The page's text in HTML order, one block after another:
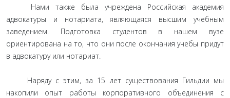
Нами также была учреждена Российская академия
адвокатуры и нотариата, являющаяся высшим учебным
заведением. Подготовка студентов в нашем вузе
ориентирована на то, что они после окончания учебы придут
в адвокатуру или нотариат.
Наряду с этим, за 15 лет существования Гильдии мы
накопили опыт работы корпоративного объединения с